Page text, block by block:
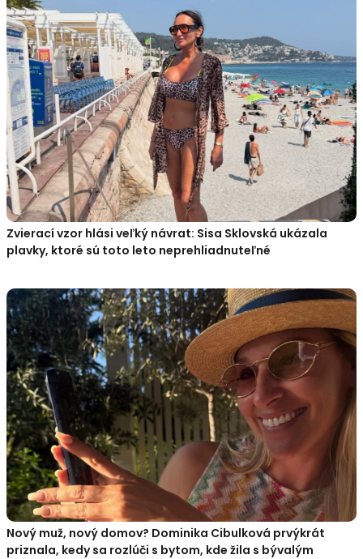
Zvierací vzor hlási veľký návrat: Sisa Sklovská ukázala
plavky, ktoré sú toto leto neprehliadnuteľné
Nový muž, nový domov? Dominika Cibulková prvýkrát
priznala, kedy sa rozlúči s bytom, kde žila s bývalým